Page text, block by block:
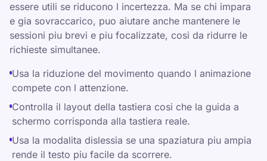
essere utili se riducono l incertezza. Ma se chi impara
e gia sovraccarico, puo aiutare anche mantenere le
sessioni piu brevi e piu focalizzate, cosi da ridurre le
richieste simultanee.
Usa la riduzione del movimento quando l animazione
compete con l attenzione.
Controlla il layout della tastiera cosi che la guida a
schermo corrisponda alla tastiera reale.
Usa la modalita dislessia se una spaziatura piu ampia
rende il testo piu facile da scorrere.